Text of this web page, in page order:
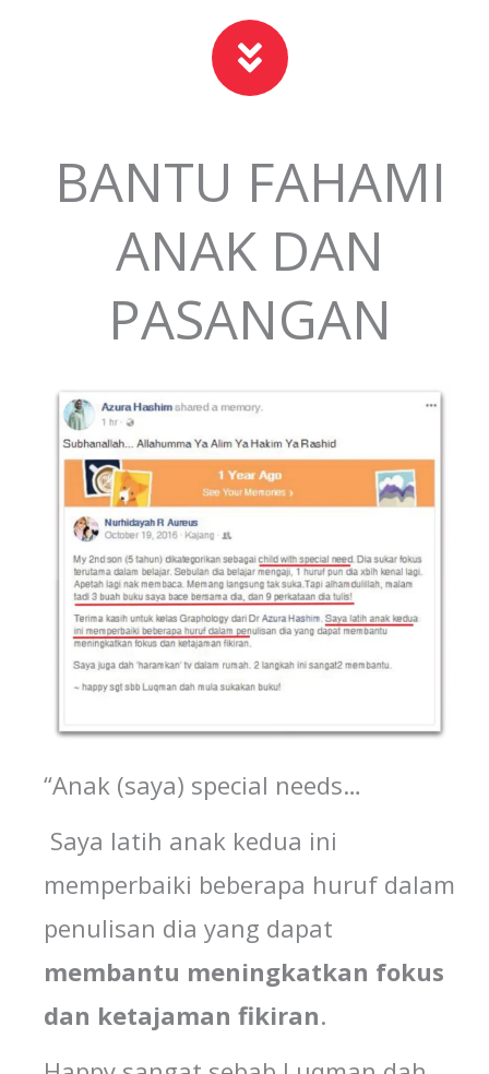
BANTU FAHAMI
ANAK DAN
PASANGAN
“Anak (saya) special needs…
Saya latih anak kedua ini
memperbaiki beberapa huruf dalam
penulisan dia yang dapat
membantu meningkatkan fokus
dan ketajaman fikiran.